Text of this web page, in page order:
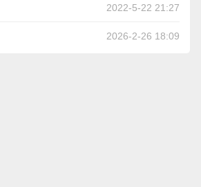
2022-5-22 21:27
2026-2-26 18:09